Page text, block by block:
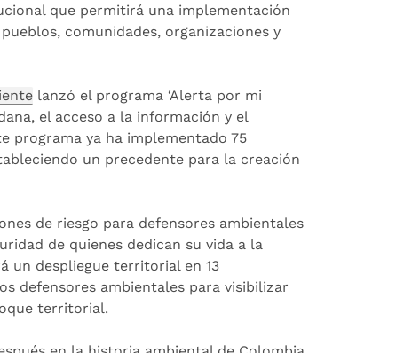
que permitirá una implementación
comunidades, organizaciones y
lanzó el programa ‘Alerta por mi
el acceso a la información y el
programa ya ha implementado 75
un precedente para la creación
de riesgo para defensores ambientales
de quienes dedican su vida a la
un despliegue territorial en 13
defensores ambientales para visibilizar
territorial.